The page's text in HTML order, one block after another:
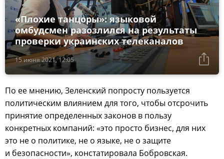
15 июня 2021, 12:05
«Плохие танцоры»: языковой
омбудсмен разозлился на результаты
проверки украинских телеканалов
По ее мнению, Зеленский попросту пользуется
политическим влиянием для того, чтобы отсрочить
принятие определенных законов в пользу
конкретных компаний: «это просто бизнес, для них
это не о политике, не о языке, не о защите
и безопасности», констатировала Бобровская.